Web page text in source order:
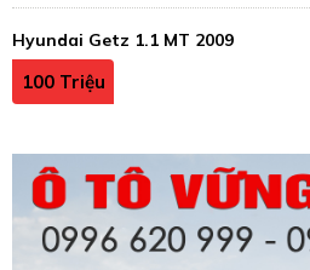
Hyundai Getz 1.1 MT 2009
100 Triệu